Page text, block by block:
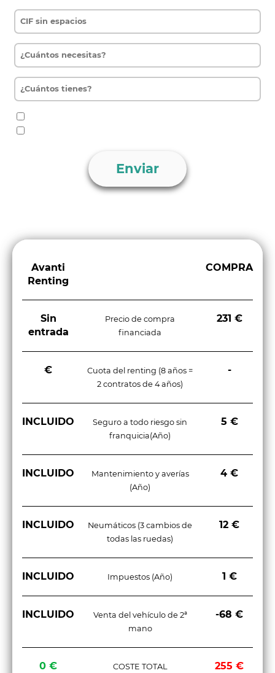
Avanti
Renting
COMPRA
Sin
entrada
Precio de compra
financiada
231 €
€
Cuota del renting (8 años =
2 contratos de 4 años)
-
INCLUIDO
Seguro a todo riesgo sin
franquicia(Año)
5 €
INCLUIDO
Mantenimiento y averías
(Año)
4 €
INCLUIDO
Neumáticos (3 cambios de
todas las ruedas)
12 €
INCLUIDO Impuestos (Año) 1 €
INCLUIDO
Venta del vehículo de 2ª
mano
-68 €
0 € COSTE TOTAL 255 €